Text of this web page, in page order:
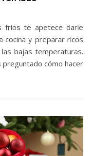
cocina y preparar ricos
bajas temperaturas.
preguntado cómo hacer